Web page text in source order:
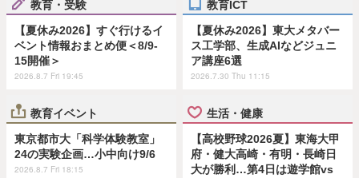
教育・受験
【夏休み2026】すぐ行けるイ
ベント情報おまとめ便＜8/9-
15開催＞
2026.8.7 Fri 19:45
教育ICT
【夏休み2026】東大メタバー
ス工学部、生成AIなどジュニ
ア講座6選
2026.7.30 Thu 11:15
教育イベント
東京都市大「科学体験教室」
24の実験企画…小中向け9/6
2026.8.7 Fri 18:15
生活・健康
【高校野球2026夏】東海大甲
府・健大高崎・有明・長崎日
大が勝利…第4日は遊学館vs